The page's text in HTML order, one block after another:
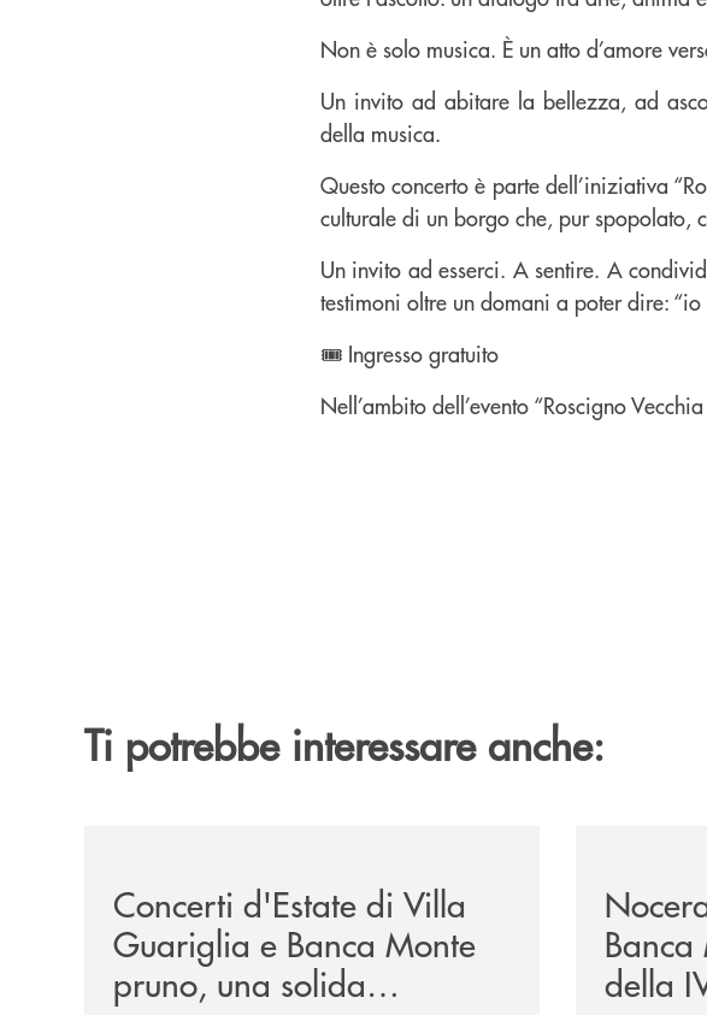
Non è solo musica. È un atto d’amore
Un invito ad abitare la bellezza, ad
della musica.
Questo concerto è parte dell’iniziativa
culturale di un borgo che, pur spopolato,
Un invito ad esserci. A sentire. A
testimoni oltre un domani a poter dire: “io
🎟 Ingresso gratuito
Nell’ambito dell’evento “Roscigno
Ti potrebbe interessare anche:
Concerti d'Estate di Villa
Guariglia e Banca Monte
pruno, una solida
della